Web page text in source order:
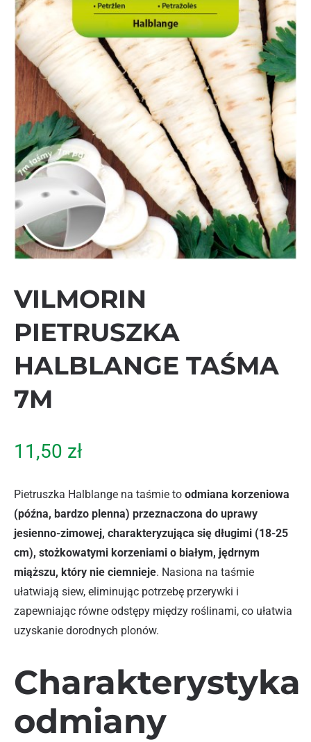
VILMORIN
PIETRUSZKA
HALBLANGE TAŚMA
7M
11,50 zł
Pietruszka Halblange na taśmie to odmiana korzeniowa
(późna, bardzo plenna) przeznaczona do uprawy
jesienno-zimowej, charakteryzująca się długimi (18-25
cm), stożkowatymi korzeniami o białym, jędrnym
miąższu, który nie ciemnieje. Nasiona na taśmie
ułatwiają siew, eliminując potrzebę przerywki i
zapewniając równe odstępy między roślinami, co ułatwia
uzyskanie dorodnych plonów.
Charakterystyka
odmiany